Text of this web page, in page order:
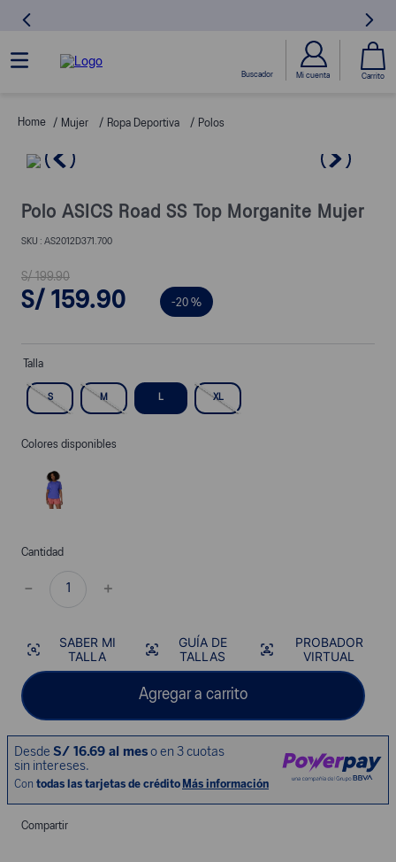
Mujer Ropa Deportiva Polos
Polo ASICS Road SS Top Morganite Mujer
AS2012D371.700
S/ 199.90
S/ 159.90 -20 %
Talla
S M L XL
Colores disponibles
Cantidad
＋
－
SABER MI
TALLA
GUÍA DE
TALLAS
PROBADOR
VIRTUAL
Agregar a carrito
Compartir